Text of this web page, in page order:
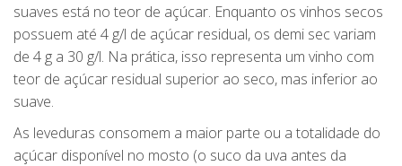
suaves está no teor de açúcar. Enquanto os vinhos secos
possuem até 4 g/l de açúcar residual, os demi sec variam
de 4 g a 30 g/l. Na prática, isso representa um vinho com
teor de açúcar residual superior ao seco, mas inferior ao
suave.
As leveduras consomem a maior parte ou a totalidade do
açúcar disponível no mosto (o suco da uva antes da